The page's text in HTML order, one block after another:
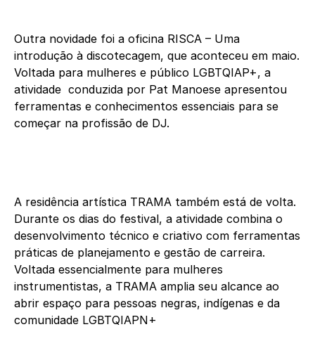
Outra novidade foi a oficina RISCA – Uma
introdução à discotecagem, que aconteceu em maio.
Voltada para mulheres e público LGBTQIAP+, a
atividade conduzida por Pat Manoese apresentou
ferramentas e conhecimentos essenciais para se
começar na profissão de DJ.
A residência artística TRAMA também está de volta.
Durante os dias do festival, a atividade combina o
desenvolvimento técnico e criativo com ferramentas
práticas de planejamento e gestão de carreira.
Voltada essencialmente para mulheres
instrumentistas, a TRAMA amplia seu alcance ao
abrir espaço para pessoas negras, indígenas e da
comunidade LGBTQIAPN+